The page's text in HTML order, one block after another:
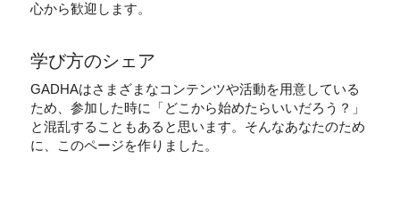
心から歓迎します。
学び方のシェア
GADHAはさまざまなコンテンツや活動を用意している
ため、参加した時に「どこから始めたらいいだろう？」
と混乱することもあると思います。そんなあなたのため
に、このページを作りました。